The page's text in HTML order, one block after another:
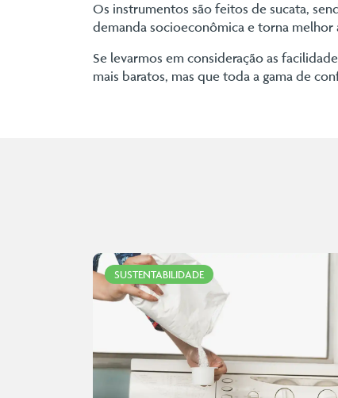
Os instrumentos são feitos de sucata,
demanda socioeconômica e torna melhor
Se levarmos em consideração as
mais baratos, mas que toda a gama de
SUSTENTABILIDADE